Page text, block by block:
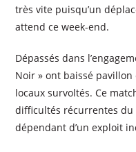
très vite puisqu’un
attend ce week-end.
Dépassés dans
Noir » ont baissé
locaux survoltés. Ce
difficultés récurrentes
dépendant d’un exploit